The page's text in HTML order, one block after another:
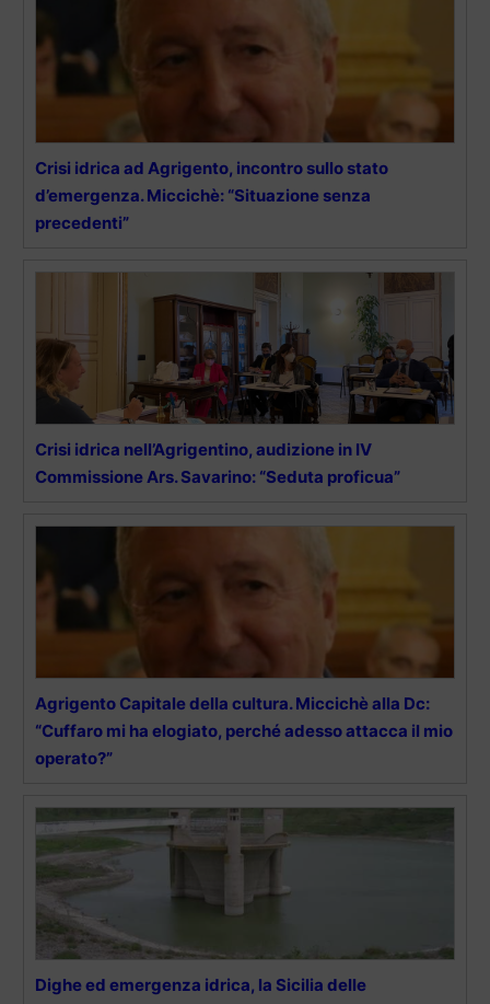
Crisi idrica ad Agrigento, incontro sullo stato
d’emergenza. Miccichè: “Situazione senza
precedenti”
Crisi idrica nell’Agrigentino, audizione in IV
Commissione Ars. Savarino: “Seduta proficua”
Agrigento Capitale della cultura. Miccichè alla Dc:
“Cuffaro mi ha elogiato, perché adesso attacca il mio
operato?”
Dighe ed emergenza idrica, la Sicilia delle